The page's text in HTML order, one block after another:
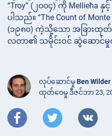
“Troy” (၂၀၀၄) ကို Mellieħa
ပါသည်။ “The Count of Monte
(၁၉၈၀) ကဲ့သို့သော အခြားထု
လတာ၏ သမိုင်းဝင် ဆွဲဆောင်မှု
လုပ်ဆောင်မှု Ben Wilder
ထုတ်ဝေမှု ဒီဇင်ဘာ 23,